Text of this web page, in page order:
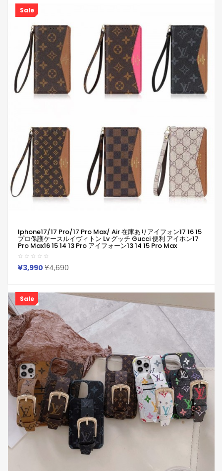
Sale
Iphone17/17 Pro/17 Pro Max/ Air 在庫ありアイフォン17 16 15
プロ保護ケースルイヴィトン Lv グッチ Gucci 便利 アイホン17
Pro Max16 15 14 13 Pro アイフォーン13 14 15 Pro Max
Iphone15 16 Plus ケース Iphone17 16 15 11 12 13 Pro Max 14ブ
ランドルイヴィトン Lv グッチ GucciスマホケースIphone 16 15
ケース 人気付き個性潮
¥3,990 ¥4,690
Sale